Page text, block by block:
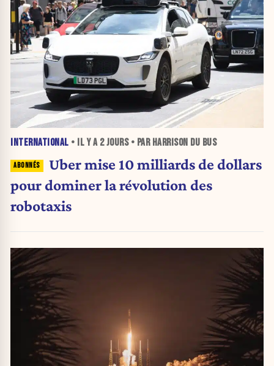
INTERNATIONAL • IL Y A 2 JOURS• PAR HARRISON DU BUS
Uber mise 10 milliards de dollars
pour dominer la révolution des
robotaxis